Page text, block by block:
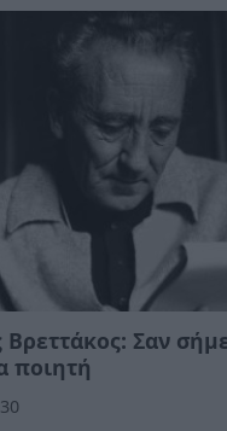
Σαν
ποιητή